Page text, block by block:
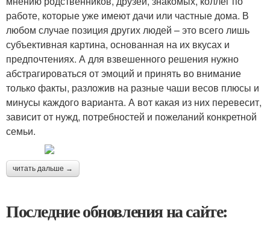
работе, которые уже имеют дачи или частные дома. В
любом случае позиция других людей – это всего лишь
субъективная картина, основанная на их вкусах и
предпочтениях. А для взвешенного решения нужно
абстрагироваться от эмоций и принять во внимание
только факты, разложив на разные чаши весов плюсы и
минусы каждого варианта. А вот какая из них перевесит,
зависит от нужд, потребностей и пожеланий конкретной
семьи.
читать дальше →
Последние обновления на сайте: